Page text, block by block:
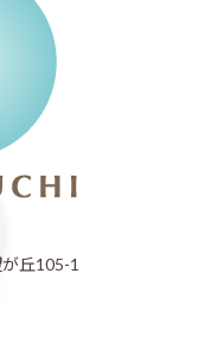
丘105-1